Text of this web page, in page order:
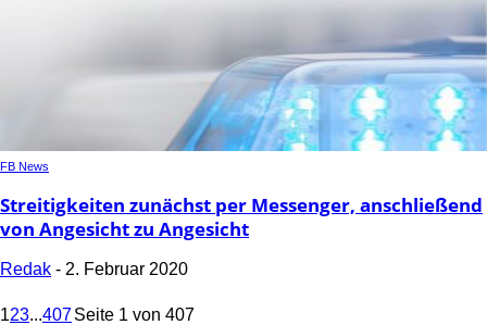
FB News
Streitigkeiten zunächst per Messenger, anschließend
von Angesicht zu Angesicht
Redak - 2. Februar 2020
123...407Seite 1 von 407